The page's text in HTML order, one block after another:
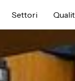
Settori